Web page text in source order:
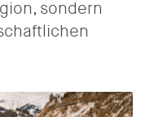
sondern